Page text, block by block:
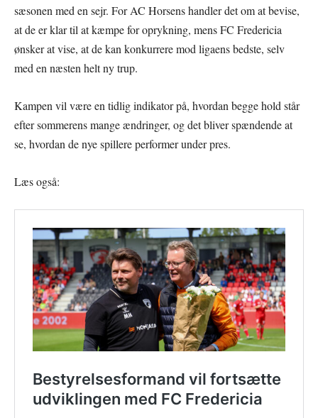
sæsonen med en sejr. For AC Horsens handler det om at bevise,
at de er klar til at kæmpe for oprykning, mens FC Fredericia
ønsker at vise, at de kan konkurrere mod ligaens bedste, selv
med en næsten helt ny trup.
Kampen vil være en tidlig indikator på, hvordan begge hold står
efter sommerens mange ændringer, og det bliver spændende at
se, hvordan de nye spillere performer under pres.
Læs også: